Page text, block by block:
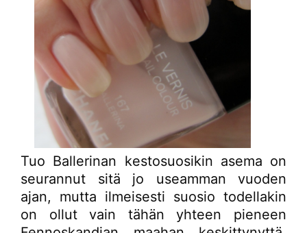
Tuo Ballerinan kestosuosikin asema on
seurannut sitä jo useamman vuoden
ajan, mutta ilmeisesti suosio todellakin
on ollut vain tähän yhteen pieneen